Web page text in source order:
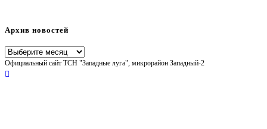
Архив новостей
Архив
новостей
Официальный сайт ТСН "Западные луга", микрорайон Западный-2